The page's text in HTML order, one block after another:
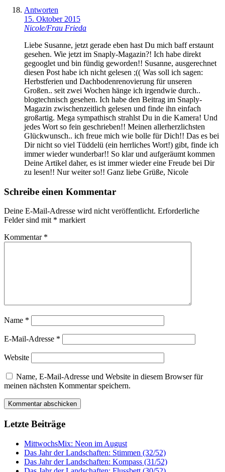
Antworten
15. Oktober 2015
Nicole/Frau Frieda
Liebe Susanne, jetzt gerade eben hast Du mich baff erstaunt
gesehen. Wie jetzt im Snaply-Magazin?! Ich habe direkt
gegooglet und bin fündig geworden!! Susanne, ausgerechnet
diesen Post habe ich nicht gelesen ;(( Was soll ich sagen:
Herbstferien und Dachbodenrenovierung für unseren
Großen.. seit zwei Wochen hänge ich irgendwie durch..
blogtechnisch gesehen. Ich habe den Beitrag im Snaply-
Magazin zwischenzeitlich gelesen und finde ihn einfach
großartig. Mega sympathisch strahlst Du in die Kamera! Und
jedes Wort so fein geschrieben!! Meinen allerherzlichsten
Glückwunsch.. ich freue mich wie bolle für Dich!! Das es bei
Dir nicht so viel Tüddelü (ein herrliches Wort!) gibt, finde ich
immer wieder wunderbar!! So klar und aufgeräumt kommen
Deine Artikel daher, es ist immer wieder eine Freude bei Dir
zu lesen!! Nur weiter so!! Ganz liebe Grüße, Nicole
Schreibe einen Kommentar
Deine E-Mail-Adresse wird nicht veröffentlicht. Erforderliche
Felder sind mit * markiert
Kommentar *
Name *
E-Mail-Adresse *
Website
Name, E-Mail-Adresse und Website in diesem Browser für
meinen nächsten Kommentar speichern.
Letzte Beiträge
MittwochsMix: Neon im August
Das Jahr der Landschaften: Stimmen (32/52)
Das Jahr der Landschaften: Kompass (31/52)